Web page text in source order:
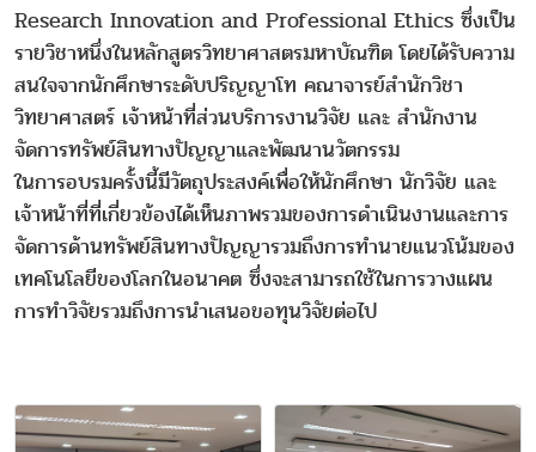
Research Innovation and Professional Ethics ซึ่งเป็น
รายวิชาหนึ่งในหลักสูตรวิทยาศาสตรมหาบัณฑิต โดยได้รับความ
สนใจจากนักศึกษาระดับปริญญาโท คณาจารย์สำนักวิชา
วิทยาศาสตร์ เจ้าหน้าที่ส่วนบริการงานวิจัย และ สำนักงาน
จัดการทรัพย์สินทางปัญญาและพัฒนานวัตกรรม
ในการอบรมครั้งนี้มีวัตถุประสงค์เพื่อให้นักศึกษา นักวิจัย และ
เจ้าหน้าที่ที่เกี่ยวข้องได้เห็นภาพรวมของการดำเนินงานและการ
จัดการด้านทรัพย์สินทางปัญญารวมถึงการทำนายแนวโน้มของ
เทคโนโลยีของโลกในอนาคต ซึ่งจะสามารถใช้ในการวางแผน
การทำวิจัยรวมถึงการนำเสนอขอทุนวิจัยต่อไป